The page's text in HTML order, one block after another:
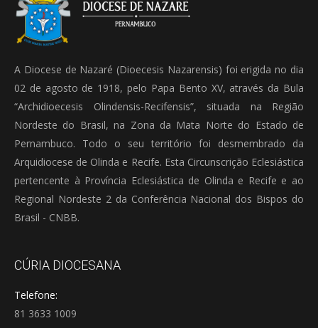
A Diocese de Nazaré (Dioecesis Nazarensis) foi erigida no dia
02 de agosto de 1918, pelo Papa Bento XV, através da Bula
“Archidioecesis Olindensis-Recifensis”, situada na Região
Nordeste do Brasil, na Zona da Mata Norte do Estado de
Pernambuco. Todo o seu território foi desmembrado da
Arquidiocese de Olinda e Recife. Esta Circunscrição Eclesiástica
pertencente à Província Eclesiástica de Olinda e Recife e ao
Regional Nordeste 2 da Conferência Nacional dos Bispos do
Brasil - CNBB.
CÚRIA DIOCESANA
Telefone:
81 3633 1009